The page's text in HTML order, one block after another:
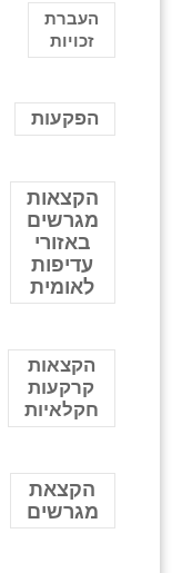
העברת
זכויות
הפקעות
הקצאות
מגרשים
באזורי
עדיפות
לאומית
הקצאות
קרקעות
חקלאיות
הקצאת
מגרשים